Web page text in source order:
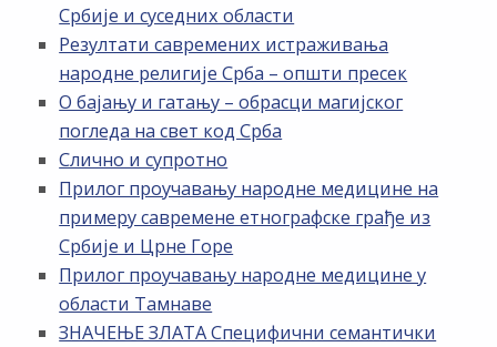
Србије и суседних области
Резултати савремених истраживања
народне религије Срба – општи пресек
О бајању и гатању – обрасци магијског
погледа на свет код Срба
Слично и супротно
Прилог проучавању народне медицине на
примеру савремене етнографске грађе из
Србије и Црне Горе
Прилог проучавању народне медицине у
области Тамнаве
ЗНАЧЕЊЕ ЗЛАТА Специфични семантички